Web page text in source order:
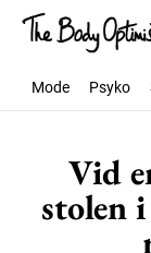
Mode Psyko
Vid
stolen